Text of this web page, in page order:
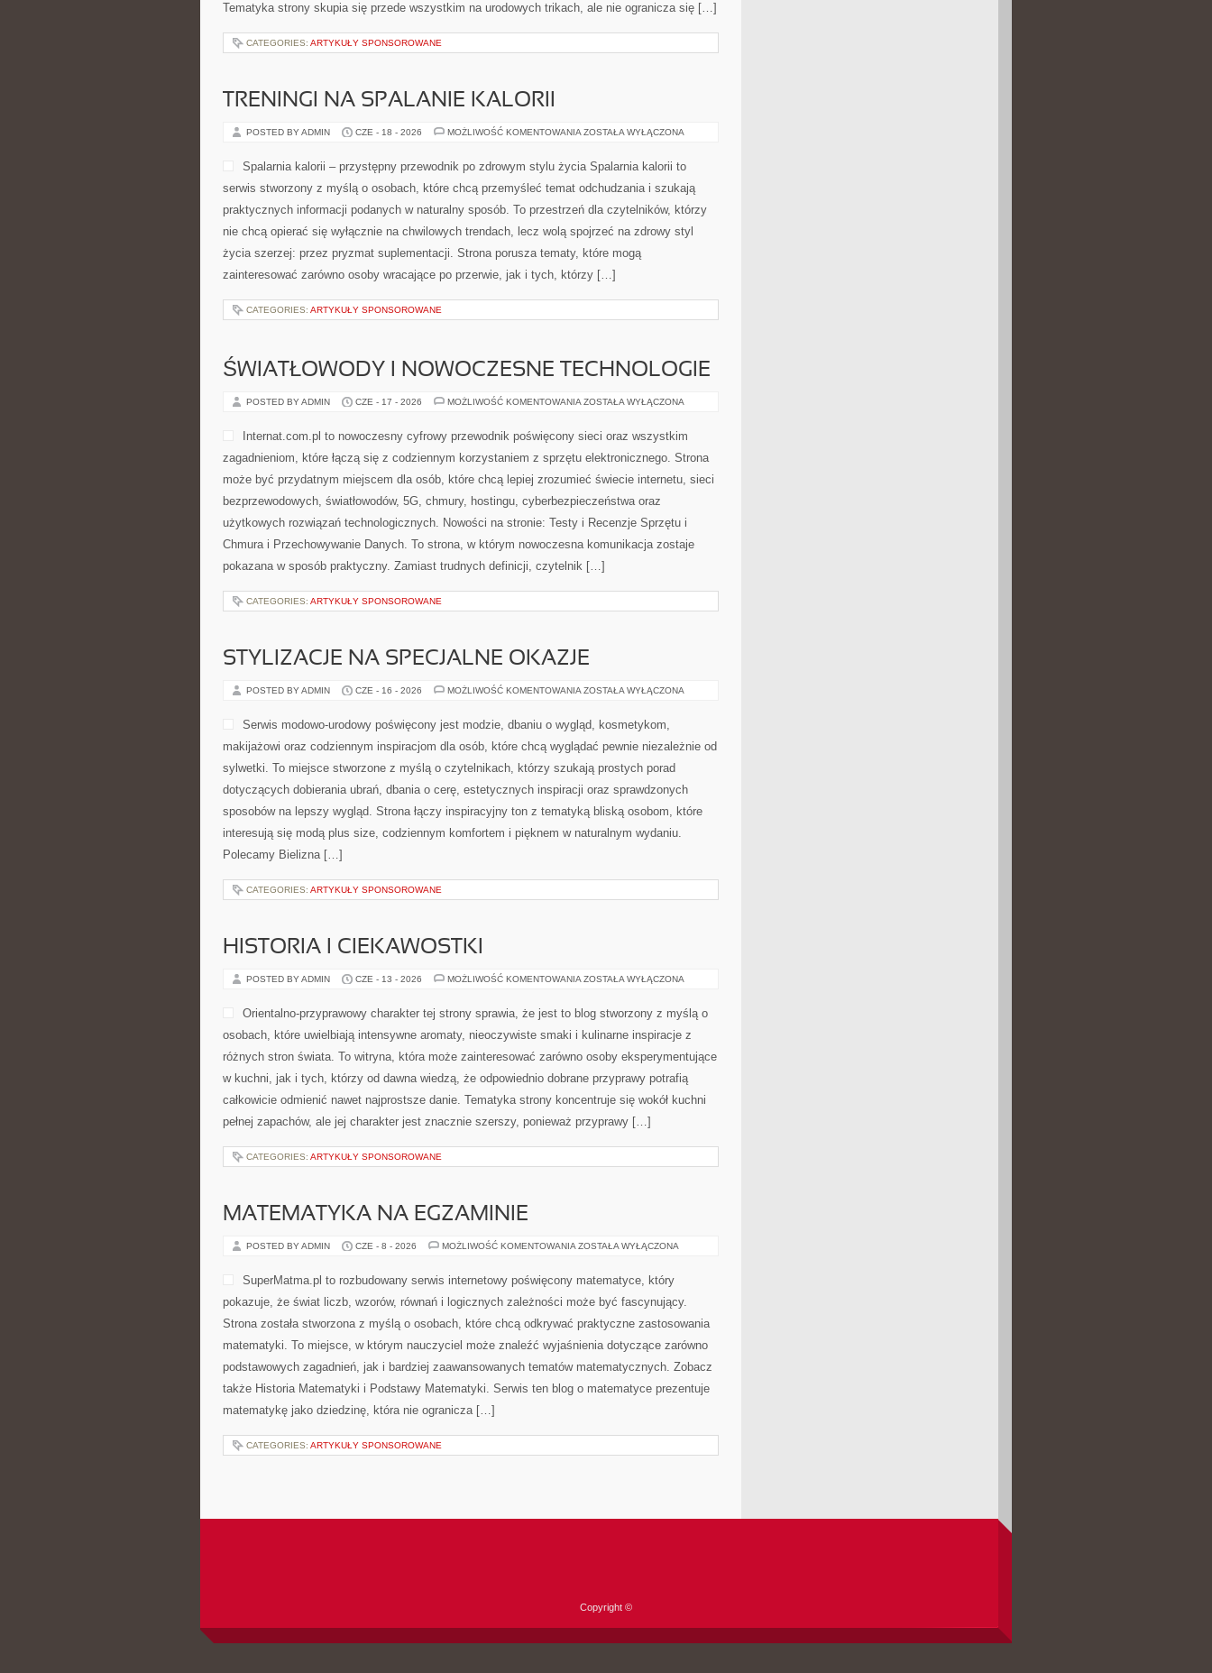
Tematyka strony skupia się przede wszystkim na urodowych trikach, ale nie ogranicza się […]
CATEGORIES: ARTYKUŁY SPONSOROWANE
TRENINGI NA SPALANIE KALORII
POSTED BY ADMIN CZE - 18 - 2026 MOŻLIWOŚĆ KOMENTOWANIA TRENINGI
KALORII
ZOSTAŁA WYŁĄCZONA
Spalarnia kalorii – przystępny przewodnik po zdrowym stylu życia Spalarnia kalorii to
serwis stworzony z myślą o osobach, które chcą przemyśleć temat odchudzania i szukają
praktycznych informacji podanych w naturalny sposób. To przestrzeń dla czytelników, którzy
nie chcą opierać się wyłącznie na chwilowych trendach, lecz wolą spojrzeć na zdrowy styl
życia szerzej: przez pryzmat suplementacji. Strona porusza tematy, które mogą
zainteresować zarówno osoby wracające po przerwie, jak i tych, którzy […]
CATEGORIES: ARTYKUŁY SPONSOROWANE
ŚWIATŁOWODY I NOWOCZESNE TECHNOLOGIE
POSTED BY ADMIN CZE - 17 - 2026 MOŻLIWOŚĆ KOMENTOWANIA ŚWIATŁOWODY
TECHNOLOGIE
ZOSTAŁA WYŁĄCZONA
Internat.com.pl to nowoczesny cyfrowy przewodnik poświęcony sieci oraz wszystkim
zagadnieniom, które łączą się z codziennym korzystaniem z sprzętu elektronicznego. Strona
może być przydatnym miejscem dla osób, które chcą lepiej zrozumieć świecie internetu, sieci
bezprzewodowych, światłowodów, 5G, chmury, hostingu, cyberbezpieczeństwa oraz
użytkowych rozwiązań technologicznych. Nowości na stronie: Testy i Recenzje Sprzętu i
Chmura i Przechowywanie Danych. To strona, w którym nowoczesna komunikacja zostaje
pokazana w sposób praktyczny. Zamiast trudnych definicji, czytelnik […]
CATEGORIES: ARTYKUŁY SPONSOROWANE
STYLIZACJE NA SPECJALNE OKAZJE
POSTED BY ADMIN CZE - 16 - 2026 MOŻLIWOŚĆ KOMENTOWANIA STYLIZACJE
OKAZJE
ZOSTAŁA WYŁĄCZONA
Serwis modowo-urodowy poświęcony jest modzie, dbaniu o wygląd, kosmetykom,
makijażowi oraz codziennym inspiracjom dla osób, które chcą wyglądać pewnie niezależnie od
sylwetki. To miejsce stworzone z myślą o czytelnikach, którzy szukają prostych porad
dotyczących dobierania ubrań, dbania o cerę, estetycznych inspiracji oraz sprawdzonych
sposobów na lepszy wygląd. Strona łączy inspiracyjny ton z tematyką bliską osobom, które
interesują się modą plus size, codziennym komfortem i pięknem w naturalnym wydaniu.
Polecamy Bielizna […]
CATEGORIES: ARTYKUŁY SPONSOROWANE
HISTORIA I CIEKAWOSTKI
POSTED BY ADMIN CZE - 13 - 2026 MOŻLIWOŚĆ KOMENTOWANIA HISTORIA
ZOSTAŁA WYŁĄCZONA
Orientalno-przyprawowy charakter tej strony sprawia, że jest to blog stworzony z myślą o
osobach, które uwielbiają intensywne aromaty, nieoczywiste smaki i kulinarne inspiracje z
różnych stron świata. To witryna, która może zainteresować zarówno osoby eksperymentujące
w kuchni, jak i tych, którzy od dawna wiedzą, że odpowiednio dobrane przyprawy potrafią
całkowicie odmienić nawet najprostsze danie. Tematyka strony koncentruje się wokół kuchni
pełnej zapachów, ale jej charakter jest znacznie szerszy, ponieważ przyprawy […]
CATEGORIES: ARTYKUŁY SPONSOROWANE
MATEMATYKA NA EGZAMINIE
POSTED BY ADMIN CZE - 8 - 2026 MOŻLIWOŚĆ KOMENTOWANIA MATEMATYKA
ZOSTAŁA WYŁĄCZONA
SuperMatma.pl to rozbudowany serwis internetowy poświęcony matematyce, który
pokazuje, że świat liczb, wzorów, równań i logicznych zależności może być fascynujący.
Strona została stworzona z myślą o osobach, które chcą odkrywać praktyczne zastosowania
matematyki. To miejsce, w którym nauczyciel może znaleźć wyjaśnienia dotyczące zarówno
podstawowych zagadnień, jak i bardziej zaawansowanych tematów matematycznych. Zobacz
także Historia Matematyki i Podstawy Matematyki. Serwis ten blog o matematyce prezentuje
matematykę jako dziedzinę, która nie ogranicza […]
CATEGORIES: ARTYKUŁY SPONSOROWANE
Copyright ©